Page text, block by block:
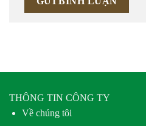
THÔNG TIN CÔNG TY
Về chúng tôi